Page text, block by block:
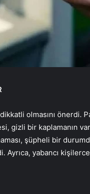
olmasını önerdi.
gizli bir kaplamanın
şüpheli bir
yabancı kişilerce